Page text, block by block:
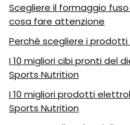
Scegliere il formaggio
cosa fare attenzione
Perché scegliere i prodotti
I 10 migliori cibi pronti del
Sports Nutrition
I 10 migliori prodotti
Sports Nutrition